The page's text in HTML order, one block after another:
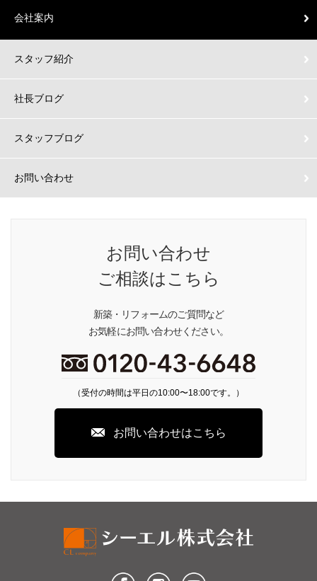
会社案内
スタッフ紹介
社長ブログ
スタッフブログ
お問い合わせ
お問い合わせ
ご相談はこちら
新築・リフォームのご質問など
お気軽にお問い合わせください。
（受付の時間は平日の10:00〜18:00です。）
お問い合わせはこちら